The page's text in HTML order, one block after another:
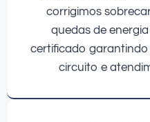
corrigimos
quedas de
certificado
circuito e